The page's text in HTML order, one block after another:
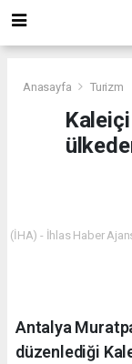
Anasayfa Turizm
(İHA) - İhlas Haber
Antalya
düzenlediği